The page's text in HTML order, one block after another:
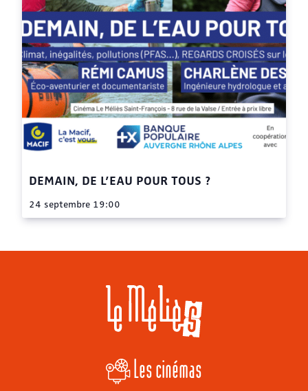
DEMAIN, DE L’EAU POUR TOUS ?
24 septembre 19:00
Les cinémas